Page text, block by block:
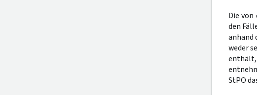
Die von
den
anhand
weder
StPO